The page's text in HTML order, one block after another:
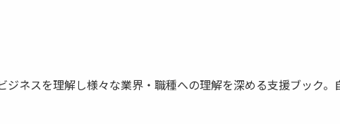
ジネスを理解し様々な業界・職種への理解を深める支援ブック